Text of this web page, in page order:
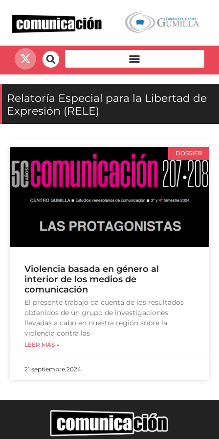
Relatoría Especial para la Libertad de
Expresión (RELE)
DOSSIER
Violencia basada en género al
interior de los medios de
comunicación
El presente trabajo da cuenta de los resultados
obtenidos de un grupo de investigaciones
llevadas a cabo en nuestra región sobre la
violencia contra las
LEER MÁS »
21 septiembre 2024